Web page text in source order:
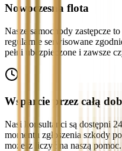
Nowoczesna flota
Nasze samochody zastępcze
regularnie serwisowane
pełni ubezpieczone i zawsze
Wsparcie przez całą
Nasi konsultanci są dostępni
momentu zgłoszenia szkody
możesz liczyć na naszą pomoc.